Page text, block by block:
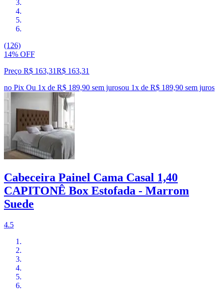
(126)
14% OFF
Preço R$ 163,31R$ 163,31
no Pix Ou 1x de R$ 189,90 sem jurosou 1x de R$ 189,90 sem juros
Cabeceira Painel Cama Casal 1,40
CAPITONÊ Box Estofada - Marrom
Suede
4.5